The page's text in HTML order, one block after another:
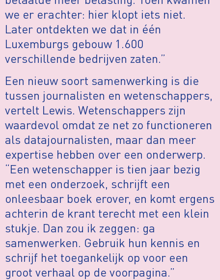
we er erachter: hier klopt iets niet.
Later ontdekten we dat in één
Luxemburgs gebouw 1.600
verschillende bedrijven zaten.”
Een nieuw soort samenwerking is die
tussen journalisten en wetenschappers,
vertelt Lewis. Wetenschappers zijn
waardevol omdat ze net zo functioneren
als datajournalisten, maar dan meer
expertise hebben over een onderwerp.
“Een wetenschapper is tien jaar bezig
met een onderzoek, schrijft een
onleesbaar boek erover, en komt ergens
achterin de krant terecht met een klein
stukje. Dan zou ik zeggen: ga
samenwerken. Gebruik hun kennis en
schrijf het toegankelijk op voor een
groot verhaal op de voorpagina.”